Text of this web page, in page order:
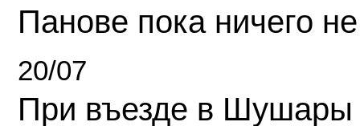
Панове пока ничего
20/07
При въезде в Шушары